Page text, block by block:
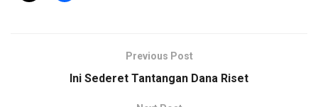
Previous Post
Ini Sederet Tantangan Dana Riset